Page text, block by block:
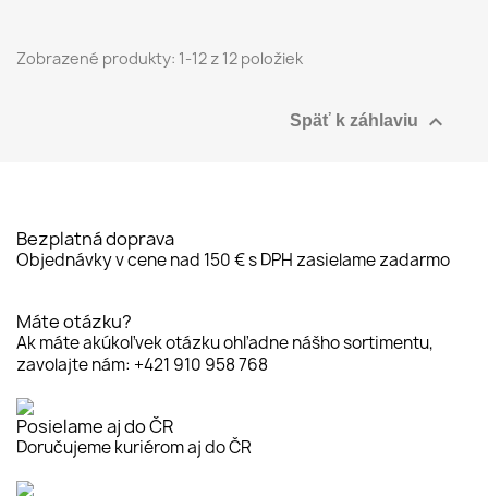
Zobrazené produkty: 1-12 z 12 položiek
Späť k záhlaviu 
Bezplatná doprava
Objednávky v cene nad 150 € s DPH zasielame zadarmo
Máte otázku?
Ak máte akúkoľvek otázku ohľadne nášho sortimentu,
zavolajte nám: +421 910 958 768
Posielame aj do ČR
Doručujeme kuriérom aj do ČR